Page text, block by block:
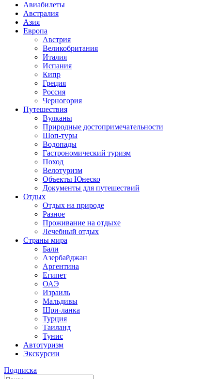
Авиабилеты
Австралия
Азия
Европа
Австрия
Великобритания
Италия
Испания
Кипр
Греция
Россия
Черногория
Путешествия
Вулканы
Природные достопримечательности
Шоп-туры
Водопады
Гастрономический туризм
Поход
Велотуризм
Объекты Юнеско
Документы для путешествий
Отдых
Отдых на природе
Разное
Проживание на отдыхе
Лечебный отдых
Страны мира
Бали
Азербайджан
Аргентина
Египет
ОАЭ
Израиль
Мальдивы
Шри-ланка
Турция
Таиланд
Тунис
Автотуризм
Экскурсии
Подписка